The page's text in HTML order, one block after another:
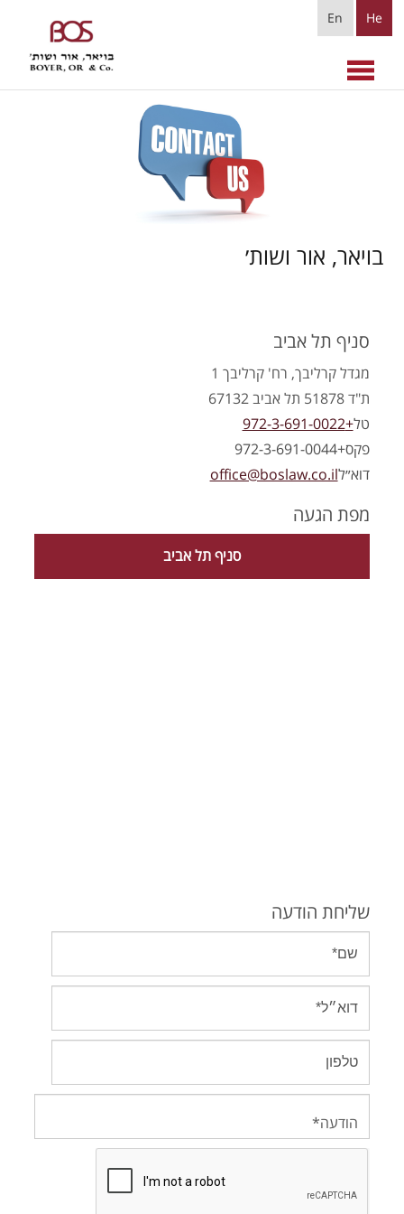
En He
בויאר, אור ושות׳
סניף תל אביב
מגדל קרליבך, רח' קרליבך 1
ת"ד 51878 תל אביב 67132
טל+972-3-691-0022
פקס+972-3-691-0044
דוא״לoffice@boslaw.co.il
מפת הגעה
סניף תל אביב
שליחת הודעה